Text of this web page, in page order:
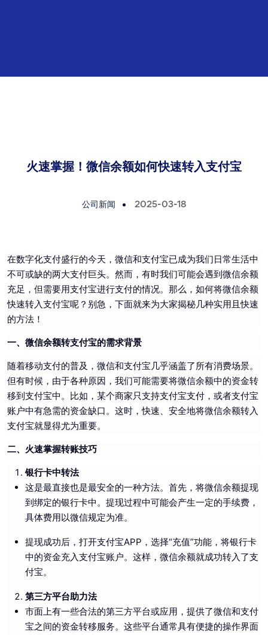
火速掌握！微信余额如何快速转入支付宝
公司新闻 2025-03-18
在数字化支付盛行的今天，微信和支付宝已成为我们日常生活中
不可或缺的两大支付巨头。然而，有时我们可能会遇到微信余额
充足，但需要用支付宝进行支付的情况。那么，如何将微信余额
快速转入支付宝呢？别急，下面就来为大家揭秘几种实用且快速
的方法！
一、微信余额转支付宝的需求背景
随着移动支付的普及，微信和支付宝几乎涵盖了所有消费场景。
但有时候，由于各种原因，我们可能需要将微信余额中的资金转
移到支付宝中。比如，某个商家只支持支付宝支付，或者支付宝
账户中有急需的资金缺口。这时，快速、安全地将微信余额转入
支付宝就显得尤为重要。
二、火速掌握转账技巧
银行卡中转法
这是最直接也是最安全的一种方法。首先，将微信余额提现
到绑定的银行卡中。提现过程中可能会产生一定的手续费，
具体费用以微信规定为准。
提现成功后，打开支付宝APP，选择“充值”功能，将银行卡
中的资金充入支付宝账户。这样，微信余额就成功转入了支
付宝。
第三方平台助力法
市面上有一些合法的第三方平台或应用，提供了微信和支付
宝之间的资金转移服务。这些平台通常具有便捷的操作界面